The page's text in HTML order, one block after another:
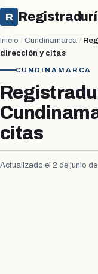
R
Inicio / Cundinamarca /
dirección y citas
CUNDINAMARCA
citas
Actualizado el 2 de junio